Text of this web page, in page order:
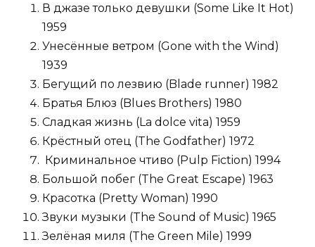
В джазе только девушки (Some Like It Hot)
1959
Унесённые ветром (Gone with the Wind)
1939
Бегущий по лезвию (Blade runner) 1982
Братья Блюз (Blues Brothers) 1980
Сладкая жизнь (La dolce vita) 1959
Крёстный отец (The Godfather) 1972
Криминальное чтиво (Pulp Fiction) 1994
Большой побег (The Great Escape) 1963
Красотка (Pretty Woman) 1990
Звуки музыки (The Sound of Music) 1965
Зелёная миля (The Green Mile) 1999